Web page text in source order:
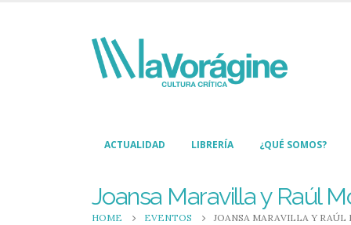
ACTUALIDAD LIBRERÍA ¿QUÉ SOMOS?
Joansa Maravilla y Raúl
HOME EVENTOS JOANSA MARAVILLA Y